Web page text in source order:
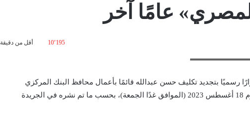
عامًا آخر
10٬195 أقل من دقيقة
رسميًا بتجديد تكليف حسن عبدالله قائمًا بأعمال محافظ البنك المركزي
المصري لمدة عام آخر اعتبارا من يوم 18 أغسطس 2023 (الموافق غدًا الجمعة)، بحسب ما تم نشره في الجريدة